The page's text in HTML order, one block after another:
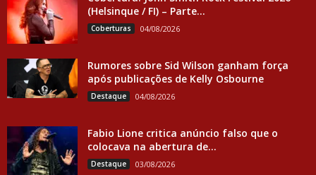
(Helsinque / FI) – Parte...
Coberturas 04/08/2026
Rumores sobre Sid Wilson ganham força
após publicações de Kelly Osbourne
Destaque 04/08/2026
Fabio Lione critica anúncio falso que o
colocava na abertura de...
Destaque 03/08/2026